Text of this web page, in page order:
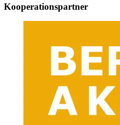
Kooperationspartner